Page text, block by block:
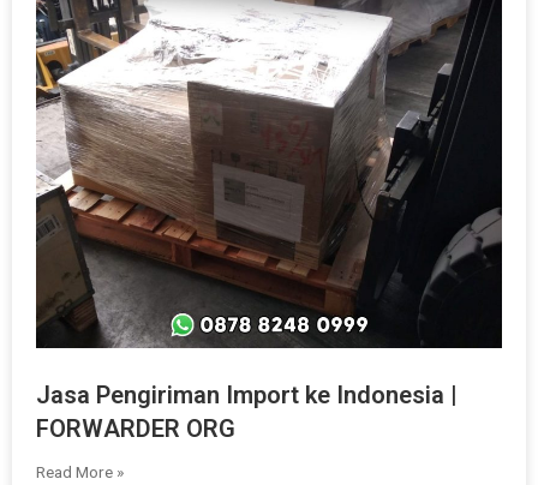
Jasa Pengiriman Import ke Indonesia |
FORWARDER ORG
Read More »